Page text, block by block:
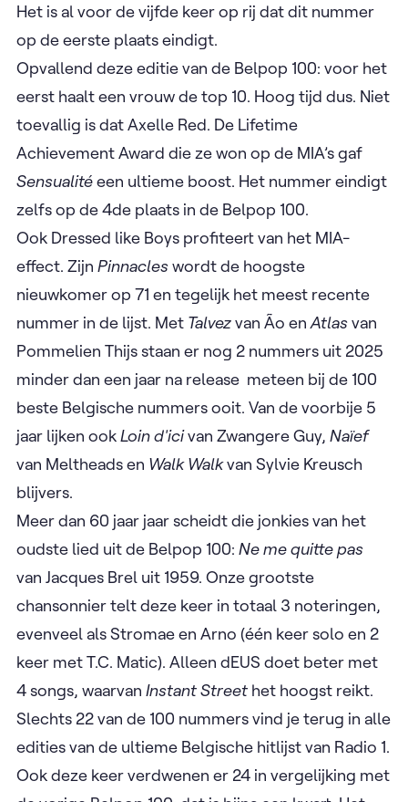
Het is al voor de vijfde keer op rij dat dit nummer
op de eerste plaats eindigt.
Opvallend deze editie van de Belpop 100: voor het
eerst haalt een vrouw de top 10. Hoog tijd dus. Niet
toevallig is dat Axelle Red. De Lifetime
Achievement Award die ze won op de MIA’s gaf
Sensualitéeen ultieme boost. Het nummer eindigt
zelfs op de 4de plaats in de Belpop 100.
Ook Dressed like Boys profiteert van het MIA-
effect. Zijn Pinnacleswordt de hoogste
nieuwkomer op 71 en tegelijk het meest recente
nummer in de lijst. Met Talvezvan Ão enAtlasvan
Pommelien Thijs staan er nog 2 nummers uit 2025
minder dan een jaar na release ​ meteen bij de 100
beste Belgische nummers ooit. Van de voorbije 5
jaar lijken ookLoin d'icivan Zwangere Guy, Naïef
van Meltheads en Walk Walkvan Sylvie Kreusch
blijvers.
Meer dan 60 jaar jaar scheidt die jonkies van het
oudste lied uit de Belpop 100: Ne me quitte pas
van Jacques Brel uit 1959. Onze grootste
chansonnier telt deze keer in totaal 3 noteringen,
evenveel als Stromae en Arno (één keer solo en 2
keer met T.C. Matic). Alleen dEUS doet beter met
4 songs, waarvan Instant Street het hoogst reikt.
Slechts 22 van de 100 nummers vind je terug in alle
edities van de ultieme Belgische hitlijst van Radio 1.
Ook deze keer verdwenen er 24 in vergelijking met